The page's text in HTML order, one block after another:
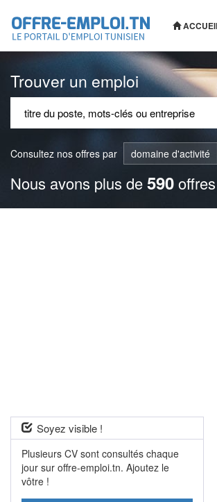
Trouver un emploi
Consultez nos offres par domaine d'activité
Nous avons plus de590
Soyez visible !
Plusieurs CV sont consultés chaque
jour sur offre-emploi.tn. Ajoutez le
vôtre !